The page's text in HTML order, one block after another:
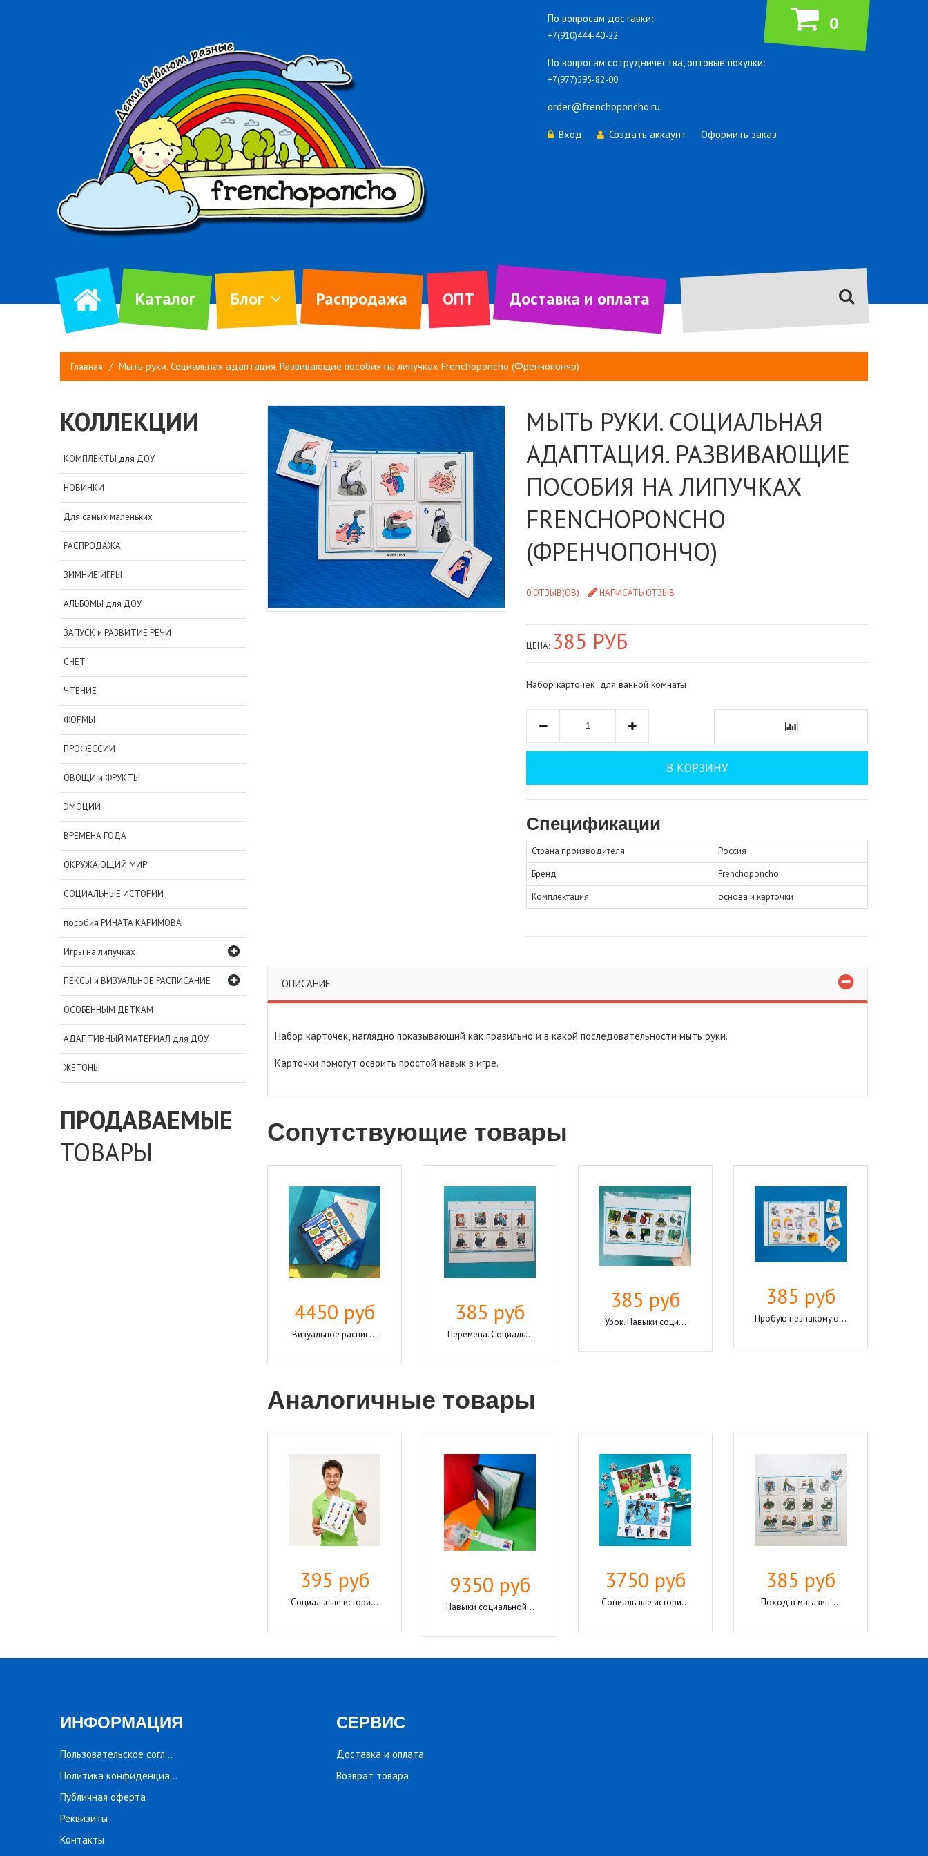
По вопросам доставки:
+7(910)444-40-22
По вопросам сотрудничества, оптовые покупки:
+7(977)595-82-00
order@frenchoponcho.ru
0
Вход Создать аккаунт Оформить заказ
Каталог Блог Распродажа ОПТ Доставка и оплата
Главная Мыть руки. Социальная адаптация. Развивающие пособия на липучках Frenchoponcho (Френчопончо)
МЫТЬ РУКИ. СОЦИАЛЬНАЯ
АДАПТАЦИЯ. РАЗВИВАЮЩИЕ
ПОСОБИЯ НА ЛИПУЧКАХ
FRENCHOPONCHO
(ФРЕНЧОПОНЧО)
0 ОТЗЫВ(ОВ) НАПИСАТЬ ОТЗЫВ
ЦЕНА: 385 РУБ
Набор карточек для ванной комнаты
В КОРЗИНУ
Спецификации
Страна производителя
Россия
Бренд
Frenchoponcho
Комплектация
основа и карточки
ОПИСАНИЕ
Набор карточек, наглядно показывающий как правильно и в какой последовательности мыть руки.
Карточки помогут освоить простой навык в игре.
Сопутствующие товары
4450 руб
Визуальное распис...
385 руб
Перемена. Социаль...
385 руб
Урок. Навыки соци...
385 руб
Пробую незнакомую...
Аналогичные товары
395 руб
Социальные истори...
9350 руб
Навыки социальной...
3750 руб
Социальные истори...
385 руб
Поход в магазин. ...
КОЛЛЕКЦИИ
КОМПЛЕКТЫ для ДОУ
НОВИНКИ
Для самых маленьких
РАСПРОДАЖА
ЗИМНИЕ ИГРЫ
АЛЬБОМЫ для ДОУ
ЗАПУСК и РАЗВИТИЕ РЕЧИ
СЧЕТ
ЧТЕНИЕ
ФОРМЫ
ПРОФЕССИИ
ОВОЩИ и ФРУКТЫ
ЭМОЦИИ
ВРЕМЕНА ГОДА
ОКРУЖАЮЩИЙ МИР
СОЦИАЛЬНЫЕ ИСТОРИИ
пособия РИНАТА КАРИМОВА
Игры на липучках
ПЕКСЫ и ВИЗУАЛЬНОЕ РАСПИСАНИЕ
ОСОБЕННЫМ ДЕТКАМ
АДАПТИВНЫЙ МАТЕРИАЛ для ДОУ
ЖЕТОНЫ
ПРОДАВАЕМЫЕ
ТОВАРЫ
ИНФОРМАЦИЯ
Пользовательское соглашение
Политика конфиденциальности
Публичная оферта
Реквизиты
Контакты
СЕРВИС
Доставка и оплата
Возврат товара